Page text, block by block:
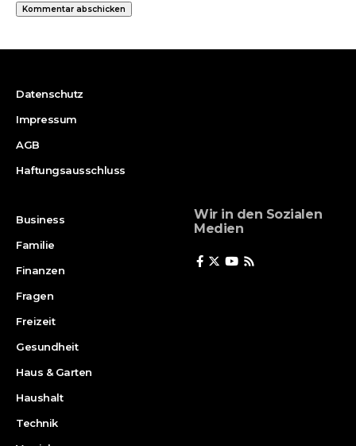
Datenschutz
Impressum
AGB
Haftungsausschluss
Business
Familie
Finanzen
Fragen
Freizeit
Gesundheit
Haus & Garten
Haushalt
Technik
Wir in den Sozialen
Medien